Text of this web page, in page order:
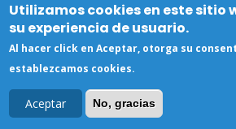
Utilizamos cookies en este sitio
su experiencia de usuario.
Al hacer click en Aceptar, otorga su
establezcamos cookies.
Aceptar No, gracias